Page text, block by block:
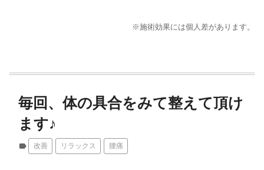
※施術効果には個人差があります。
毎回、体の具合をみて整えて頂け
ます♪
label 改善 リラックス 腰痛